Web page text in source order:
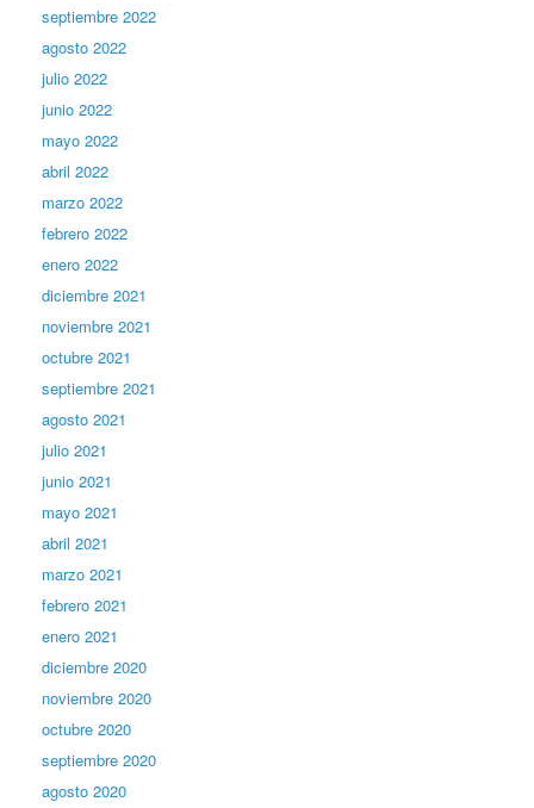
septiembre 2022
agosto 2022
julio 2022
junio 2022
mayo 2022
abril 2022
marzo 2022
febrero 2022
enero 2022
diciembre 2021
noviembre 2021
octubre 2021
septiembre 2021
agosto 2021
julio 2021
junio 2021
mayo 2021
abril 2021
marzo 2021
febrero 2021
enero 2021
diciembre 2020
noviembre 2020
octubre 2020
septiembre 2020
agosto 2020